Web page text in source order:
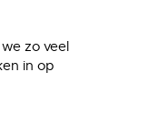
zo veel
in op